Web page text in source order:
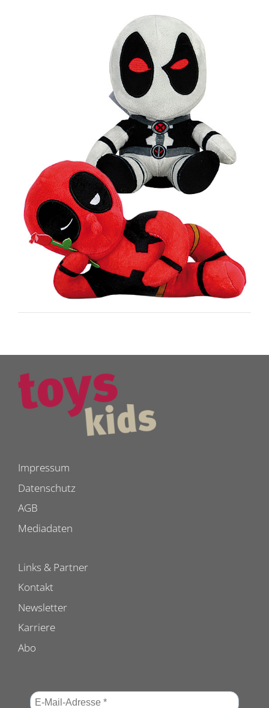
Impressum
Datenschutz
AGB
Mediadaten
Links & Partner
Kontakt
Newsletter
Karriere
Abo